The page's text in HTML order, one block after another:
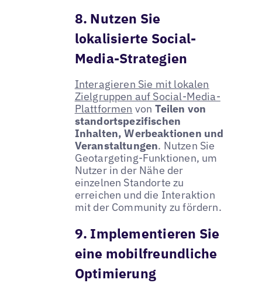
8. Nutzen Sie
lokalisierte Social-
Media-Strategien
Interagieren Sie mit lokalen
Zielgruppen auf Social-Media-
Plattformen von Teilen von
standortspezifischen
Inhalten, Werbeaktionen und
Veranstaltungen. Nutzen Sie
Geotargeting-Funktionen, um
Nutzer in der Nähe der
einzelnen Standorte zu
erreichen und die Interaktion
mit der Community zu fördern.
9. Implementieren Sie
eine mobilfreundliche
Optimierung